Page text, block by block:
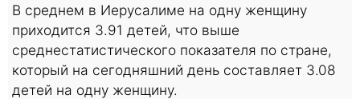
В среднем в Иерусалиме на одну женщину
приходится 3.91 детей, что выше
среднестатистического показателя по стране,
который на сегодняшний день составляет 3.08
детей на одну женщину.